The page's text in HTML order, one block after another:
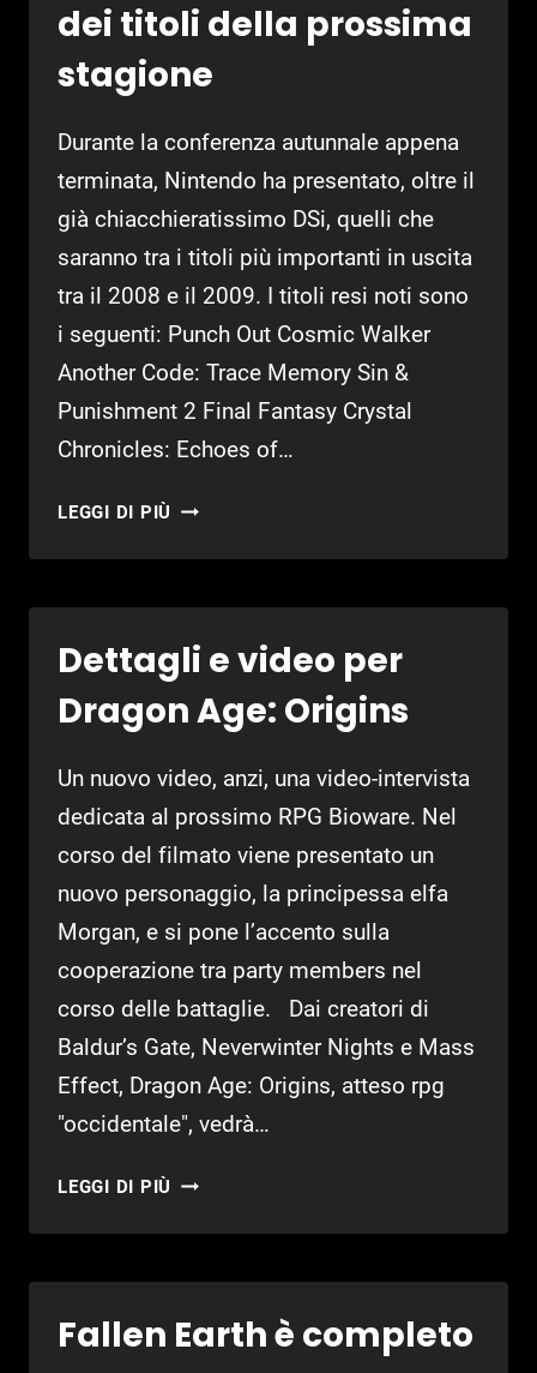
dei titoli della prossima
stagione
Durante la conferenza autunnale appena
terminata, Nintendo ha presentato, oltre il
già chiacchieratissimo DSi, quelli che
saranno tra i titoli più importanti in uscita
tra il 2008 e il 2009. I titoli resi noti sono
i seguenti: Punch Out Cosmic Walker
Another Code: Trace Memory Sin &
Punishment 2 Final Fantasy Crystal
Chronicles: Echoes of…
LEGGI DI PIÙ ANNUNCIATA
LINEUP
DELLA
PROSSIMA
STAGIONE
Dettagli e video per
Dragon Age: Origins
Un nuovo video, anzi, una video-intervista
dedicata al prossimo RPG Bioware. Nel
corso del filmato viene presentato un
nuovo personaggio, la principessa elfa
Morgan, e si pone l’accento sulla
cooperazione tra party members nel
corso delle battaglie. Dai creatori di
Baldur’s Gate, Neverwinter Nights e Mass
Effect, Dragon Age: Origins, atteso rpg
"occidentale", vedrà…
LEGGI DI PIÙ DETTAGLI
VIDEO
AGE:
Fallen Earth è completo